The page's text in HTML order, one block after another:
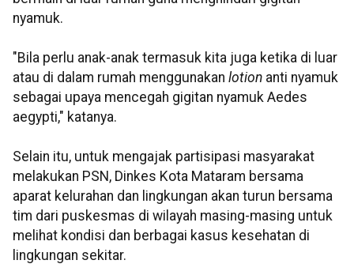
nyamuk.
"Bila perlu anak-anak termasuk kita juga ketika di luar
atau di dalam rumah menggunakan lotion anti nyamuk
sebagai upaya mencegah gigitan nyamuk Aedes
aegypti," katanya.
Selain itu, untuk mengajak partisipasi masyarakat
melakukan PSN, Dinkes Kota Mataram bersama
aparat kelurahan dan lingkungan akan turun bersama
tim dari puskesmas di wilayah masing-masing untuk
melihat kondisi dan berbagai kasus kesehatan di
lingkungan sekitar.